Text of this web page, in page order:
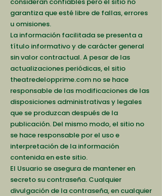
garantiza que esté libre de fallas, errores
u omisiones.
La información facilitada se presenta a
título informativo y de carácter general
sin valor contractual. A pesar de las
actualizaciones periódicas, el sitio
theatredelopprime.com no se hace
responsable de las modificaciones de las
disposiciones administrativas y legales
que se produzcan después de la
publicación. Del mismo modo, el sitio no
se hace responsable por el uso e
interpretación de la información
contenida en este sitio.
El Usuario se asegura de mantener en
secreto su contraseña. Cualquier
divulgación de la contraseña, en cualquier